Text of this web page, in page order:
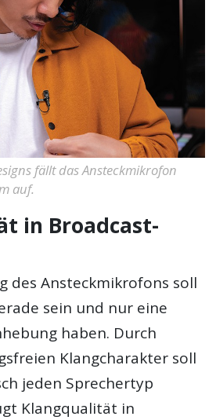
fällt das Ansteckmikrofon
auf.
in Broadcast-
des Ansteckmikrofons soll
sein und nur eine
haben. Durch
Klangcharakter soll
jeden Sprechertyp
Klangqualität in